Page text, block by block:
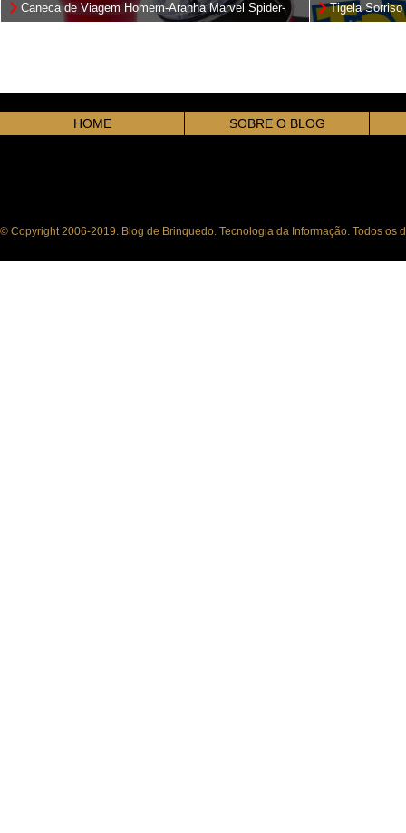
Caneca de Viagem Homem-Aranha Marvel Spider-
Man de Aço Inoxidável
Tigela
Story
HOME SOBRE O BLOG
© Copyright 2006-2019. Blog de Brinquedo. Tecnologia da Informação. Todos os